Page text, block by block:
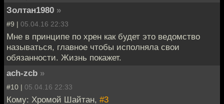
Золтан1980 »
#9 | 05.04.16 22:33
Мне в принципе по хрен как будет это ведомство
называться, главное чтобы исполняла свои
обязанности. Жизнь покажет.
ach-zcb »
#10 | 05.04.16 22:33
Кому: Хромой Шайтан, #3